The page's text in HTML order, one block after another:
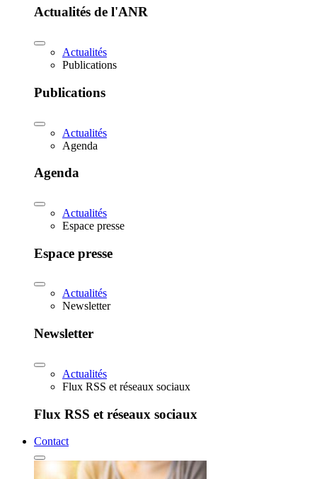
Actualités de l'ANR
Actualités
Publications
Publications
Actualités
Agenda
Agenda
Actualités
Espace presse
Espace presse
Actualités
Newsletter
Newsletter
Actualités
Flux RSS et réseaux sociaux
Flux RSS et réseaux sociaux
Contact